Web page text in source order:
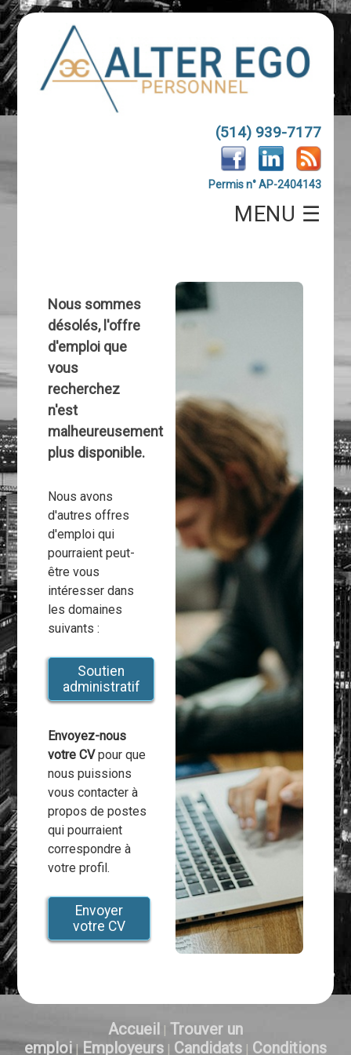
(514) 939-7177
Permis n° AP-2404143
MENU ☰
Nous sommes
désolés, l'offre
d'emploi que
vous
recherchez
n'est
malheureusement
plus disponible.
Nous avons
d'autres offres
d'emploi qui
pourraient peut-
être vous
intéresser dans
les domaines
suivants :
Soutien
administratif
Envoyez-nous
votre CVpour que
nous puissions
vous contacter à
propos de postes
qui pourraient
correspondre à
votre profil.
Envoyer
votre CV
Accueil | Trouver un
emploi| Employeurs | Candidats | Conditions